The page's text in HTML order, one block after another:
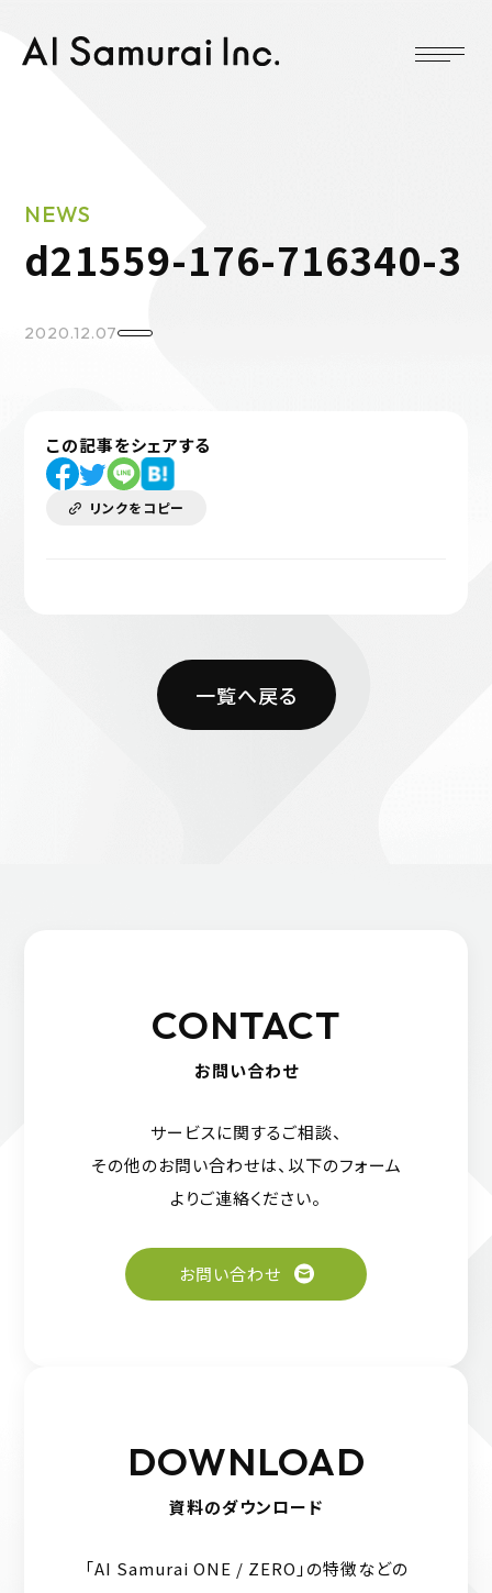
d21559-176-716340-3
NEWS
2020.12.07
この記事をシェアする
リンクをコピー
一覧へ戻る
CONTACT
お問い合わせ
サービスに関するご相談、
その他のお問い合わせは、 以下のフォーム
よりご連絡ください。
お問い合わせ
DOWNLOAD
資料のダウンロード
「AI Samurai ONE / ZERO」の特徴などの